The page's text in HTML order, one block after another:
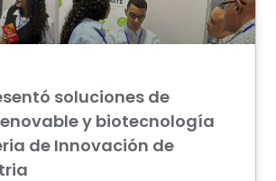
soluciones de
y biotecnología
de Innovación de